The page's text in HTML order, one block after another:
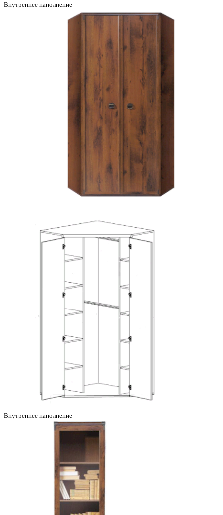
Внутреннее наполнение
Внутреннее наполнение